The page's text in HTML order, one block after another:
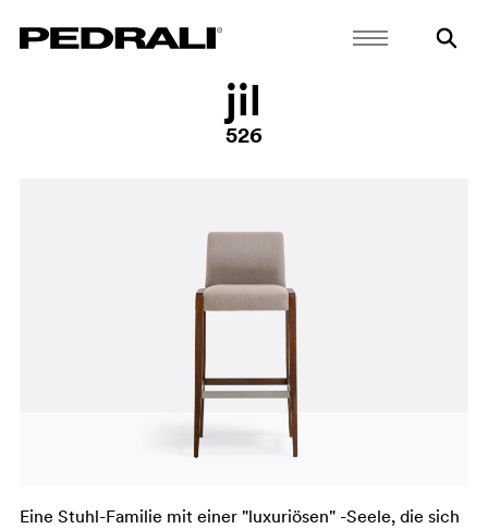
jil
526
Eine Stuhl-Familie mit einer "luxuriösen" -Seele, die sich